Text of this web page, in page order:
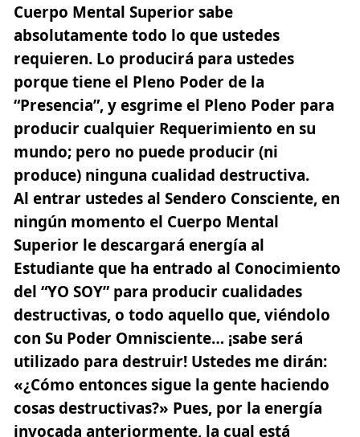
Cuerpo Mental Superior sabe
absolutamente todo lo que ustedes
requieren. Lo producirá para ustedes
porque tiene el Pleno Poder de la
“Presencia”, y esgrime el Pleno Poder para
producir cualquier Requerimiento en su
mundo; pero no puede producir (ni
produce) ninguna cualidad destructiva.
Al entrar ustedes al Sendero Consciente, en
ningún momento el Cuerpo Mental
Superior le descargará energía al
Estudiante que ha entrado al Conocimiento
del “YO SOY” para producir cualidades
destructivas, o todo aquello que, viéndolo
con Su Poder Omnisciente… ¡sabe será
utilizado para destruir! Ustedes me dirán:
«¿Cómo entonces sigue la gente haciendo
cosas destructivas?» Pues, por la energía
invocada anteriormente, la cual está